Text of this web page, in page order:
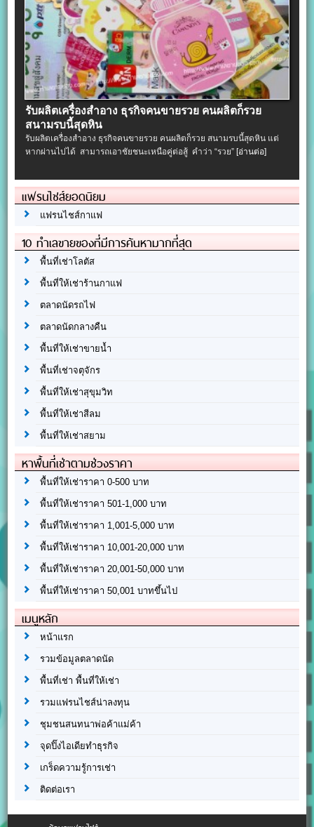
รับผลิตเครื่องสําอาง ธุรกิจคนขายรวย คนผลิตก็รวย
สนามรบนี้สุดหิน
รับผลิตเครื่องสําอาง ธุรกิจคนขายรวย คนผลิตก็รวย สนามรบนี้สุดหิน แต่
หากผ่านไปได้ สามารถเอาชัยชนะเหนือคู่ต่อสู้ คำว่า “รวย”[อ่านต่อ]
แฟรนไชส์ยอดนิยม
แฟรนไชส์กาแฟ
10 ทำเลขายของที่มีการค้นหามากที่สุด
พื้นที่เช่าโลตัส
พื้นที่ให้เช่าร้านกาแฟ
ตลาดนัดรถไฟ
ตลาดนัดกลางคืน
พื้นที่ให้เช่าขายน้ำ
พื้นที่เช่าจตุจักร
พื้นที่ให้เช่าสุขุมวิท
พื้นที่ให้เช่าสีลม
พื้นที่ให้เช่าสยาม
หาพื้นที่เช่าตามช่วงราคา
พื้นที่ให้เช่าราคา 0-500 บาท
พื้นที่ให้เช่าราคา 501-1,000 บาท
พื้นที่ให้เช่าราคา 1,001-5,000 บาท
พื้นที่ให้เช่าราคา 10,001-20,000 บาท
พื้นที่ให้เช่าราคา 20,001-50,000 บาท
พื้นที่ให้เช่าราคา 50,001 บาทขึ้นไป
เมนูหลัก
หน้าแรก
รวมข้อมูลตลาดนัด
พื้นที่เช่า พื้นที่ให้เช่า
รวมแฟรนไชส์น่าลงทุน
ชุมชนสนทนาพ่อค้าแม่ค้า
จุดปิ๊งไอเดียทำธุรกิจ
เกร็ดความรู้การเช่า
ติดต่อเรา